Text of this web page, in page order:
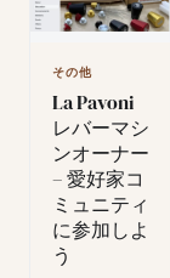
で焦がすと、
抵抗しがたい
香り。
その他
La Pavoni
レバーマシ
ンオーナー
– 愛好家コ
ミュニティ
に参加しよ
う